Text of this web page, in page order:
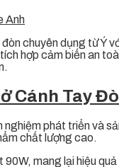
Anh
đòn chuyên dụng từ Ý
hợp cảm biến an
Cánh Tay
nghiệm phát triển và
chất lượng cao.
mang lại hiệu